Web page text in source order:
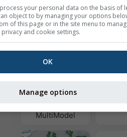
meteoblue-diensten.
Meer weergegevens
MultiModel
your personal data on the basis of
object to by managing your options
of this page or in the site menu to
and cookie settings.
OK
Manage options